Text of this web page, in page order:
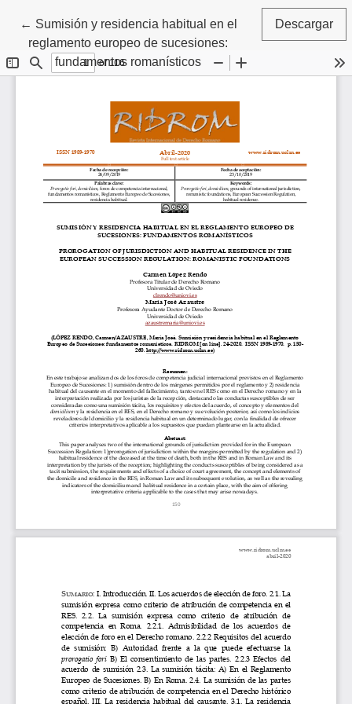
← Volver a los detalles del artículo
Sumisión y residencia habitual en el
reglamento europeo de sucesiones:
fundamentos romanísticos
Descargar